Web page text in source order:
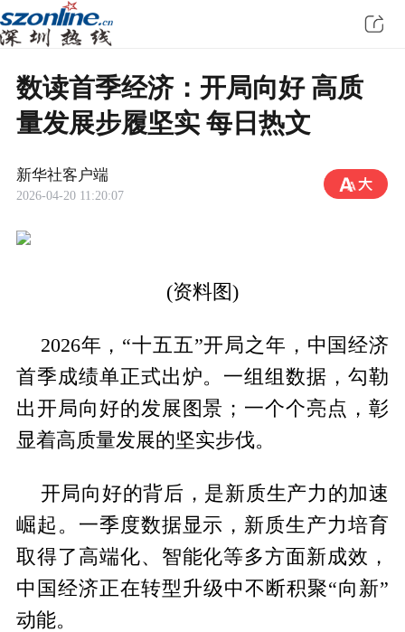
数读首季经济：开局向好 高质
量发展步履坚实 每日热文
新华社客户端
2026-04-20 11:20:07
(资料图)
2026年，“十五五”开局之年，中国经济
首季成绩单正式出炉。一组组数据，勾勒
出开局向好的发展图景；一个个亮点，彰
显着高质量发展的坚实步伐。
开局向好的背后，是新质生产力的加速
崛起。一季度数据显示，新质生产力培育
取得了高端化、智能化等多方面新成效，
中国经济正在转型升级中不断积聚“向新”
动能。